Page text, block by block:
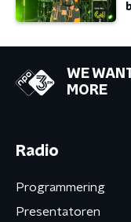
WE
MORE
Radio
Programmering
Presentatoren